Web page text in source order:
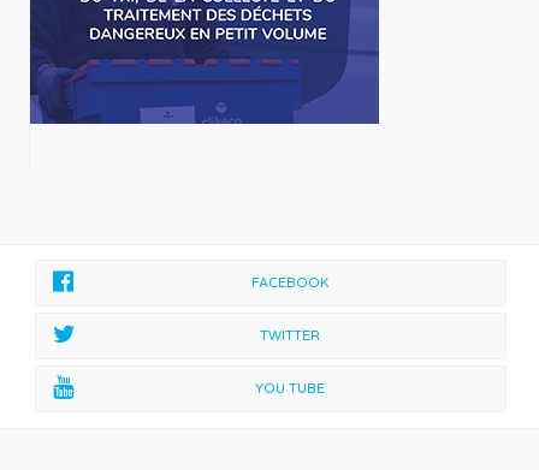
FACEBOOK
TWITTER
YOU TUBE